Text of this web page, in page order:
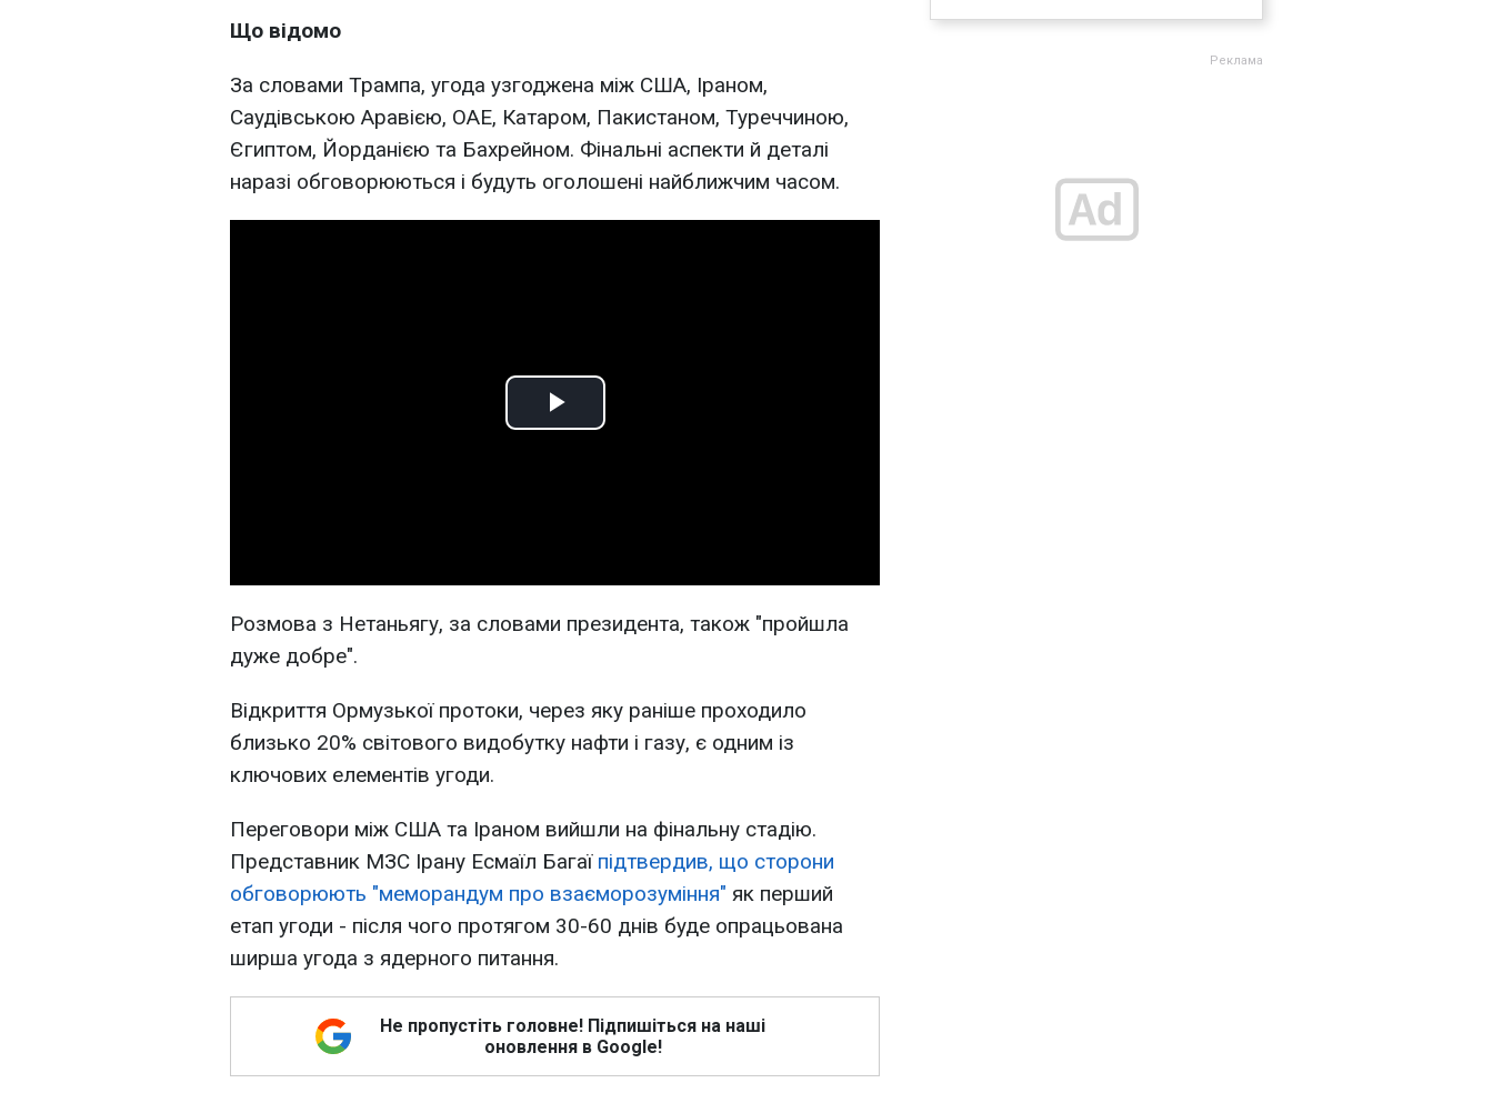
Що відомо
За словами Трампа, угода узгоджена між США, Іраном,
Саудівською Аравією, ОАЕ, Катаром, Пакистаном, Туреччиною,
Єгиптом, Йорданією та Бахрейном. Фінальні аспекти й деталі
наразі обговорюються і будуть оголошені найближчим часом.
Play
Розмова з Нетаньягу, за словами президента, також "пройшла
дуже добре".
Відкриття Ормузької протоки, через яку раніше проходило
близько 20% світового видобутку нафти і газу, є одним із
ключових елементів угоди.
Переговори між США та Іраном вийшли на фінальну стадію.
Представник МЗС Ірану Есмаїл Багаї підтвердив, що сторони
обговорюють "меморандум про взаєморозуміння" як перший
етап угоди - після чого протягом 30-60 днів буде опрацьована
ширша угода з ядерного питання.
Не пропустіть головне! Підпишіться на наші
оновлення в Google!